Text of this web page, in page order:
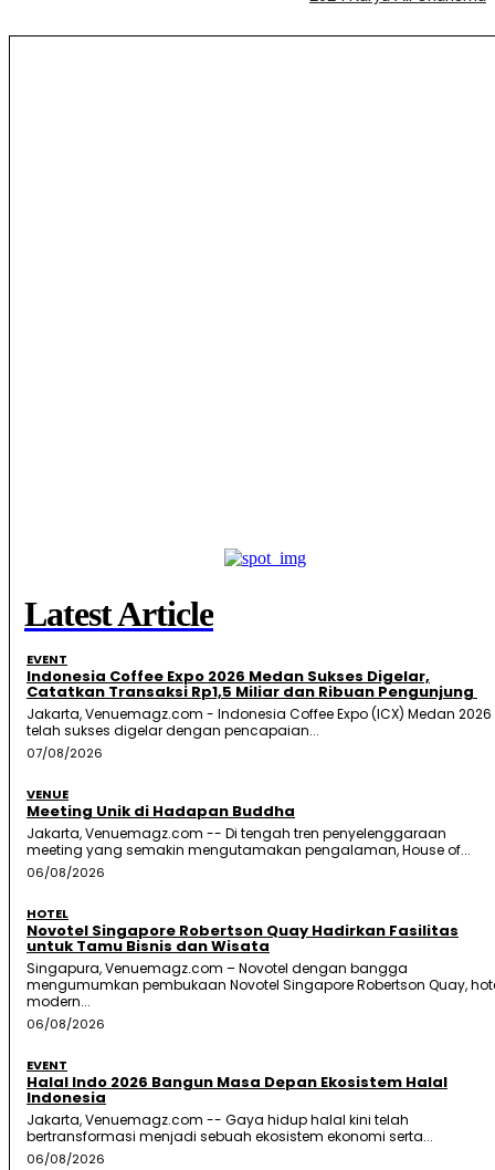
Latest Article
EVENT
Indonesia Coffee Expo 2026 Medan Sukses Digelar,
Catatkan Transaksi Rp1,5 Miliar dan Ribuan Pengunjung
Jakarta, Venuemagz.com - Indonesia Coffee Expo (ICX) Medan 2026
telah sukses digelar dengan pencapaian...
07/08/2026
VENUE
Meeting Unik di Hadapan Buddha
Jakarta, Venuemagz.com -- Di tengah tren penyelenggaraan
meeting yang semakin mengutamakan pengalaman, House of...
06/08/2026
HOTEL
Novotel Singapore Robertson Quay Hadirkan Fasilitas
untuk Tamu Bisnis dan Wisata
Singapura, Venuemagz.com – Novotel dengan bangga
mengumumkan pembukaan Novotel Singapore Robertson Quay,
modern...
06/08/2026
EVENT
Halal Indo 2026 Bangun Masa Depan Ekosistem Halal
Indonesia
Jakarta, Venuemagz.com -- Gaya hidup halal kini telah
bertransformasi menjadi sebuah ekosistem ekonomi serta...
06/08/2026